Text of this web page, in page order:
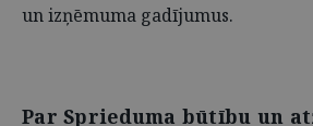
un izņēmuma gadījumus.
Par Sprieduma būtību un